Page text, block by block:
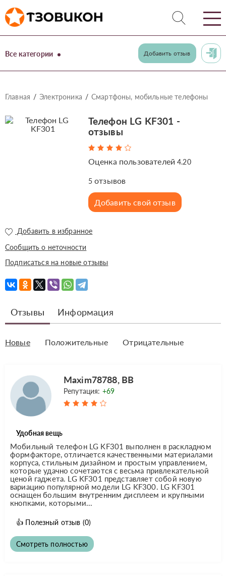
Все категории Добавить отзыв
Главная Электроника Смартфоны, мобильные телефоны
Телефон LG KF301 -
отзывы
Оценка пользователей4.20
5отзывов
Добавить свой отзыв
Добавить в избранное
Сообщить о неточности
Подписаться на новые отзывы
Отзывы Информация
Новые Положительные Отрицательные
Maxim78788, ВВ
Репутация: +69
Удобная вещь
Мобильный телефон LG KF301 выполнен в раскладном
формфакторе, отличается качественными материалами
корпуса, стильным дизайном и простым управлением,
которые удачно сочетаются с весьма привлекательной
ценой гаджета. LG KF301 представляет собой новую
вариацию популярной модели LG KF300. LG KF301
оснащен большим внутренним дисплеем и крупными
кнопками, которыми...
👍 Полезный отзыв (0)
Смотреть полностью